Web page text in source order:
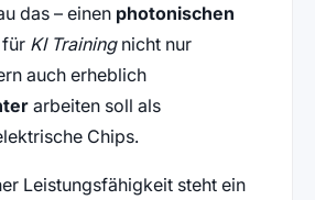
das – einen photonischen
KI Trainingnicht nur
auch erheblich
arbeiten soll als
Chips.
Leistungsfähigkeit steht ein